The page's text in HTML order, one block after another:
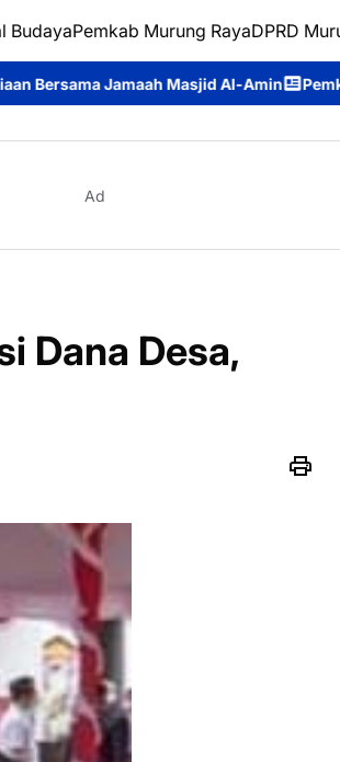
BudayaPemkab Murung RayaDPRD
Masjid Al-Amin Pemkab Murung Raya
Ad
Dana Desa,